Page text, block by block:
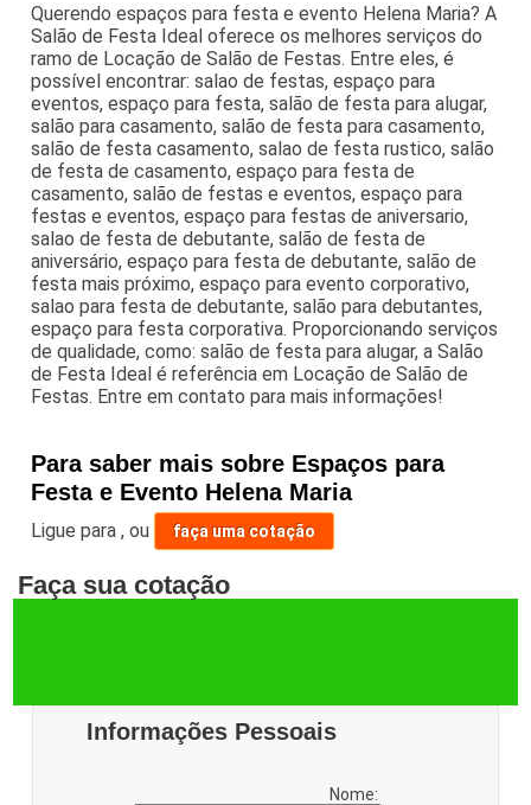
Querendo espaços para festa e evento Helena Maria? A
Salão de Festa Ideal oferece os melhores serviços do
ramo de Locação de Salão de Festas. Entre eles, é
possível encontrar: salao de festas, espaço para
eventos, espaço para festa, salão de festa para alugar,
salão para casamento, salão de festa para casamento,
salão de festa casamento, salao de festa rustico, salão
de festa de casamento, espaço para festa de
casamento, salão de festas e eventos, espaço para
festas e eventos, espaço para festas de aniversario,
salao de festa de debutante, salão de festa de
aniversário, espaço para festa de debutante, salão de
festa mais próximo, espaço para evento corporativo,
salao para festa de debutante, salão para debutantes,
espaço para festa corporativa. Proporcionando serviços
de qualidade, como: salão de festa para alugar, a Salão
de Festa Ideal é referência em Locação de Salão de
Festas. Entre em contato para mais informações!
Para saber mais sobre Espaços para
Festa e Evento Helena Maria
Ligue para,ou faça uma cotação
Faça sua cotação
Informações Pessoais
Nome: